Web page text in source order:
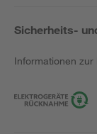
Sicherheits-
Informationen